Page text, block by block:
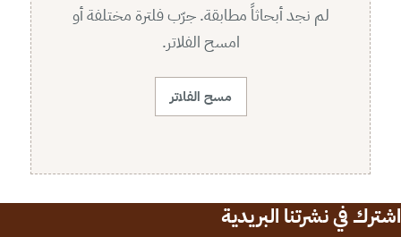
لم نجد أبحاثاً مطابقة. جرّب فلترة مختلفة أو
امسح الفلاتر.
مسح الفلاتر
اشترك في نشرتنا البريدية